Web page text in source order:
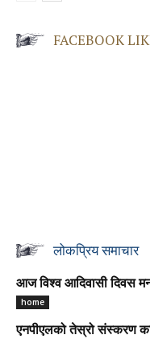
FACEBOOK
लोकप्रिय समाचार
आज विश्व आदिवासी दिवस
home
एनपीएलको तेस्रो संस्करण